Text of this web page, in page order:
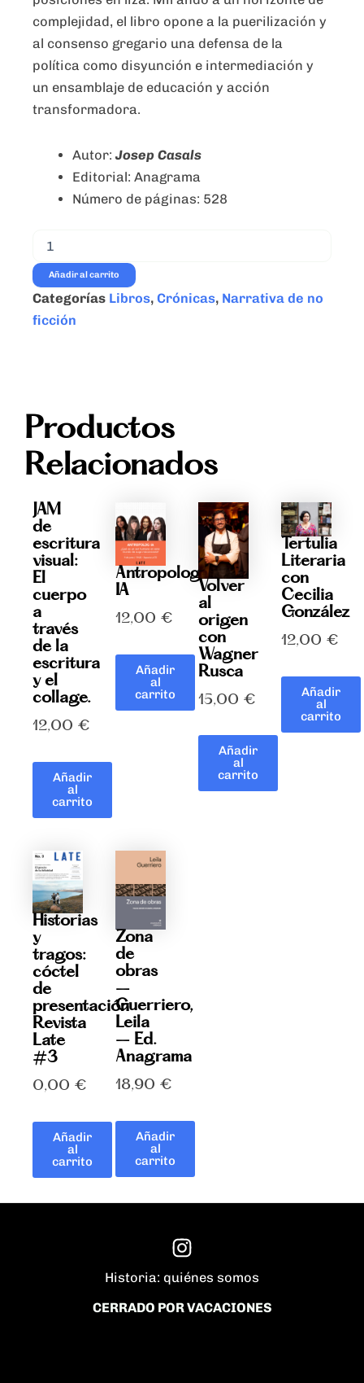
complejidad, el libro opone a la puerilización y
al consenso gregario una defensa de la
política como disyunción e intermediación y
un ensamblaje de educación y acción
transformadora.
Autor:Josep Casals
Editorial: Anagrama
Número de páginas: 528
crítica
-
Josep
Casals
-
Añadir al carrito
Categorías Libros, Crónicas, Narrativa de no
ficción
Productos
Relacionados
JAM
de
escritura
visual:
El
cuerpo
a
través
de la
escritura
y el
collage.
12,00 €
Añadir
al
carrito
Antropolog-
IA
12,00 €
Añadir
al
carrito
Volver
al
origen
con
Wagner
Rusca
15,00 €
Añadir
al
carrito
Tertulia
Literaria
con
Cecilia
González
12,00 €
Añadir
al
carrito
Historias
y
tragos:
cóctel
de
presentación
Revista
Late
#3
0,00 €
Añadir
al
carrito
Zona
de
obras
–
Guerriero,
Leila
– Ed.
Anagrama
18,90 €
Añadir
al
carrito
Historia: quiénes somos
CERRADO POR VACACIONES